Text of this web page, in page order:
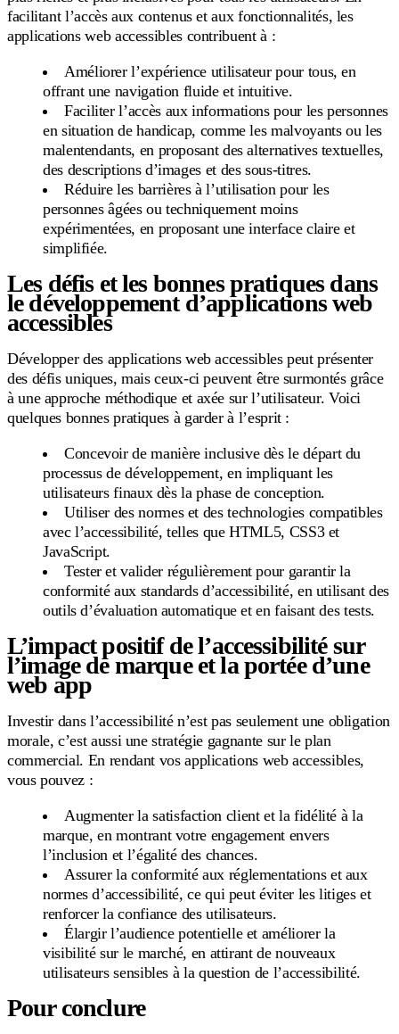
facilitant l’accès aux contenus et aux fonctionnalités, les
applications web accessibles contribuent à :
Améliorer l’expérience utilisateur pour tous, en
offrant une navigation fluide et intuitive.
Faciliter l’accès aux informations pour les personnes
en situation de handicap, comme les malvoyants ou les
malentendants, en proposant des alternatives textuelles,
des descriptions d’images et des sous-titres.
Réduire les barrières à l’utilisation pour les
personnes âgées ou techniquement moins
expérimentées, en proposant une interface claire et
simplifiée.
Les défis et les bonnes pratiques dans
le développement d’applications web
accessibles
Développer des applications web accessibles peut présenter
des défis uniques, mais ceux-ci peuvent être surmontés grâce
à une approche méthodique et axée sur l’utilisateur. Voici
quelques bonnes pratiques à garder à l’esprit :
Concevoir de manière inclusive dès le départ du
processus de développement, en impliquant les
utilisateurs finaux dès la phase de conception.
Utiliser des normes et des technologies compatibles
avec l’accessibilité, telles que HTML5, CSS3 et
JavaScript.
Tester et valider régulièrement pour garantir la
conformité aux standards d’accessibilité, en utilisant des
outils d’évaluation automatique et en faisant des tests.
L’impact positif de l’accessibilité sur
l’image de marque et la portée d’une
web app
Investir dans l’accessibilité n’est pas seulement une obligation
morale, c’est aussi une stratégie gagnante sur le plan
commercial. En rendant vos applications web accessibles,
vous pouvez :
Augmenter la satisfaction client et la fidélité à la
marque, en montrant votre engagement envers
l’inclusion et l’égalité des chances.
Assurer la conformité aux réglementations et aux
normes d’accessibilité, ce qui peut éviter les litiges et
renforcer la confiance des utilisateurs.
Élargir l’audience potentielle et améliorer la
visibilité sur le marché, en attirant de nouveaux
utilisateurs sensibles à la question de l’accessibilité.
Pour conclure